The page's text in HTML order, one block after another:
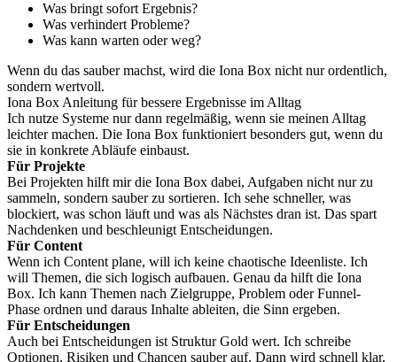
Was bringt sofort Ergebnis?
Was verhindert Probleme?
Was kann warten oder weg?
Wenn du das sauber machst, wird die Iona Box nicht nur ordentlich,
sondern wertvoll.
Iona Box Anleitung für bessere Ergebnisse im Alltag
Ich nutze Systeme nur dann regelmäßig, wenn sie meinen Alltag
leichter machen. Die Iona Box funktioniert besonders gut, wenn du
sie in konkrete Abläufe einbaust.
Für Projekte
Bei Projekten hilft mir die Iona Box dabei, Aufgaben nicht nur zu
sammeln, sondern sauber zu sortieren. Ich sehe schneller, was
blockiert, was schon läuft und was als Nächstes dran ist. Das spart
Nachdenken und beschleunigt Entscheidungen.
Für Content
Wenn ich Content plane, will ich keine chaotische Ideenliste. Ich
will Themen, die sich logisch aufbauen. Genau da hilft die Iona
Box. Ich kann Themen nach Zielgruppe, Problem oder Funnel-
Phase ordnen und daraus Inhalte ableiten, die Sinn ergeben.
Für Entscheidungen
Auch bei Entscheidungen ist Struktur Gold wert. Ich schreibe
Optionen, Risiken und Chancen sauber auf. Dann wird schnell klar,